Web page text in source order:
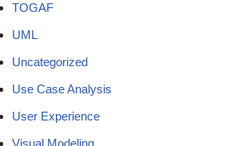
TOGAF
UML
Uncategorized
Use Case Analysis
User Experience